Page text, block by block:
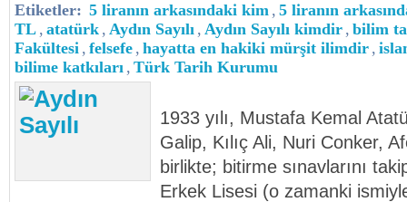
Etiketler: 5 liranın arkasındaki kim , 5 liranın
TL , atatürk , Aydın Sayılı , Aydın Sayılı kimdir , bilim
Fakültesi , felsefe , hayatta en hakiki mürşit ilimdir ,
bilime katkıları , Türk Tarih Kurumu
1933 yılı, Mustafa Kemal
Galip, Kılıç Ali, Nuri Conker,
birlikte; bitirme sınavlarını
Erkek Lisesi (o zamanki